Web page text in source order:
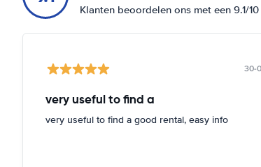
Ensjøveien 5
Fornebuveien 80
Klanten beoordelen ons met een 9.1/
30-
very useful to find a
very useful to find a good rental, easy info